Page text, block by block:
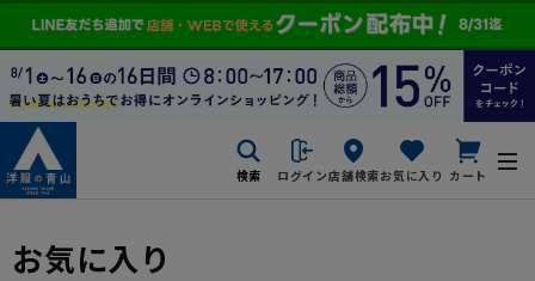
検索 ログイン店舗検索お気に入り カート
お気に入り